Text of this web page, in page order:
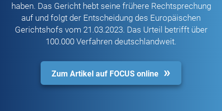
haben. Das Gericht hebt seine frühere Rechtsprechung
auf und folgt der Entscheidung des Europäischen
Gerichtshofs vom 21.03.2023. Das Urteil betrifft über
100.000 Verfahren deutschlandweit.
Zum Artikel auf FOCUS online